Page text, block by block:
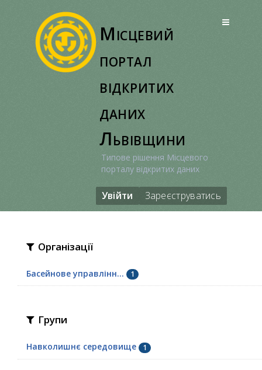
Місцевий
портал
відкритих
даних
Львівщини
Типове рішення Місцевого
порталу відкритих даних
Увійти Зареєструватись
Організації
Басейнове управлінн... 1
Групи
Навколишнє середовище 1